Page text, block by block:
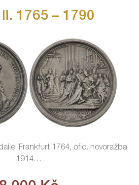
1765 – 1790
Frankfurt 1764, ofic. novoražba
1914…